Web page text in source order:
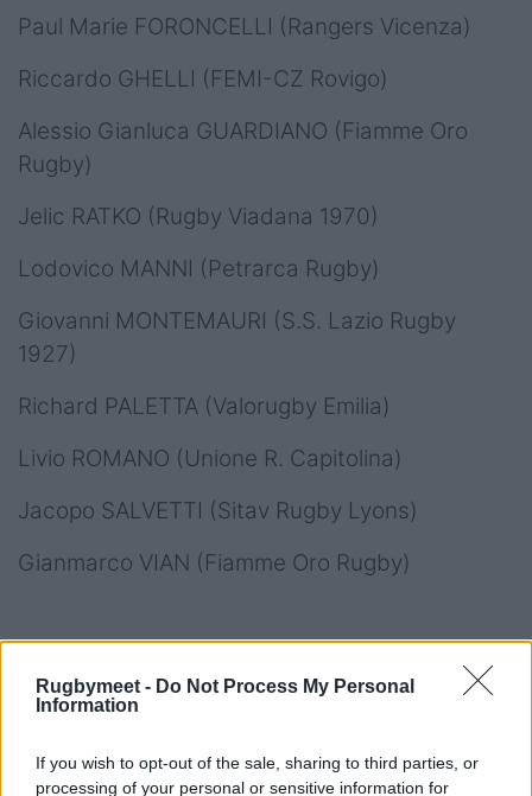
Rugbymeet - Do Not Process My Personal
Information
If you wish to opt-out of the sale, sharing to third parties, or
processing of your personal or sensitive information for
Paul Marie FORONCELLI (Rangers Vicenza)
Riccardo GHELLI (FEMI-CZ Rovigo)
Alessio Gianluca GUARDIANO (Fiamme Oro
Rugby)
Jelic RATKO (Rugby Viadana 1970)
Lodovico MANNI (Petrarca Rugby)
Giovanni MONTEMAURI (S.S. Lazio Rugby
1927)
Richard PALETTA (Valorugby Emilia)
Livio ROMANO (Unione R. Capitolina)
Jacopo SALVETTI (Sitav Rugby Lyons)
Gianmarco VIAN (Fiamme Oro Rugby)